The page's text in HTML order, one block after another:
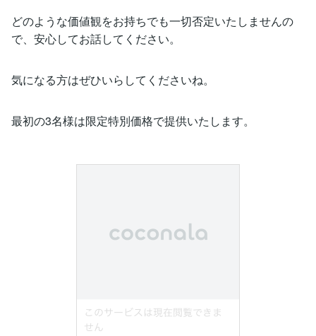
どのような価値観をお持ちでも一切否定いたしませんの
で、安心してお話してください。
気になる方はぜひいらしてくださいね。
最初の3名様は限定特別価格で提供いたします。